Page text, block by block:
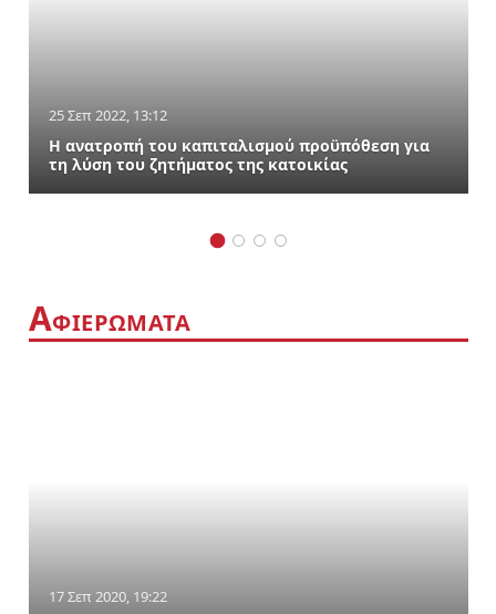
25 Σεπ 2022, 13:12
Η ανατροπή του καπιταλισμού προϋπόθεση για
τη λύση του ζητήματος της κατοικίας
ΑΦΙΕΡΩΜΑΤΑ
17 Σεπ 2020, 19:22